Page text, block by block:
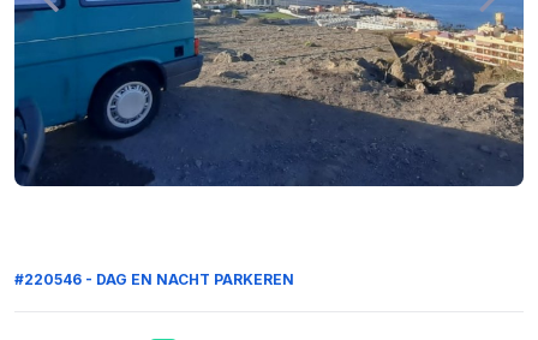
#220546 - DAG EN NACHT PARKEREN